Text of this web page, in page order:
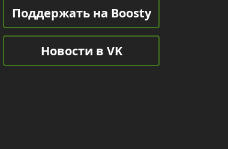
Поддержать на Boosty
Новости в VK